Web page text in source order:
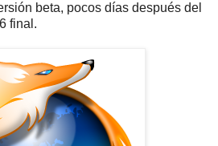
beta, pocos días después del
final.